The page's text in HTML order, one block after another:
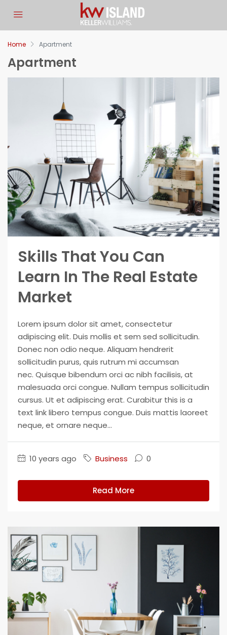
Home Apartment
Apartment
Skills That You Can
Learn In The Real Estate
Market
Lorem ipsum dolor sit amet, consectetur
adipiscing elit. Duis mollis et sem sed sollicitudin.
Donec non odio neque. Aliquam hendrerit
sollicitudin purus, quis rutrum mi accumsan
nec. Quisque bibendum orci ac nibh facilisis, at
malesuada orci congue. Nullam tempus sollicitudin
cursus. Ut et adipiscing erat. Curabitur this is a
text link libero tempus congue. Duis mattis laoreet
neque, et ornare neque...
10 years ago Business 0
Read More
Let Us Know If You Have
Any Questions
Fill in the information so we can get back to you about
Phone Number
Your Budget
Search My Home